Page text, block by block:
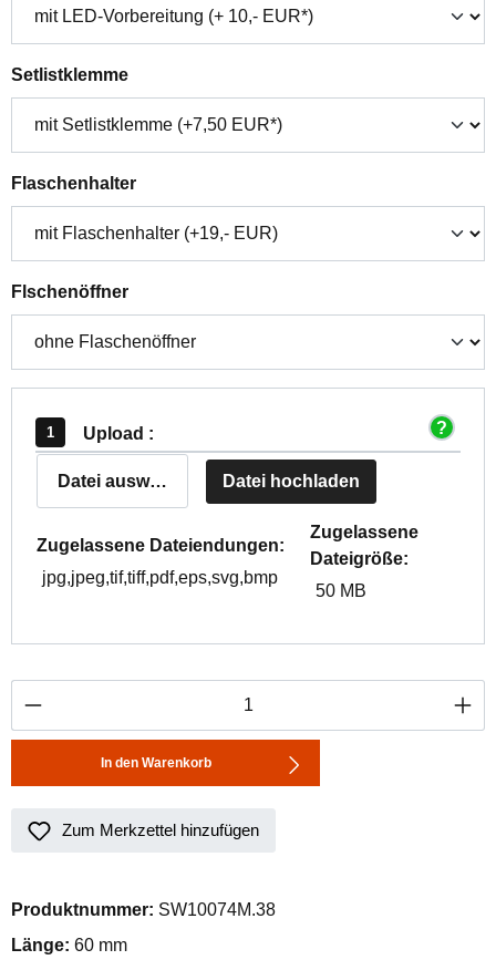
Setlistklemmeauswählen
Flaschenhalterauswählen
Flschenöffnerauswählen
Upload :
Datei auswählen Datei hochladen
Zugelassene Dateiendungen:
jpg,jpeg,tif,tiff,pdf,eps,svg,bmp
Zugelassene
Dateigröße:
50 MB
Produkt Anzahl: Gib den gewünschten
In den Warenkorb
Zum Merkzettel hinzufügen
Produktnummer: SW10074M.38
Länge: 60 mm